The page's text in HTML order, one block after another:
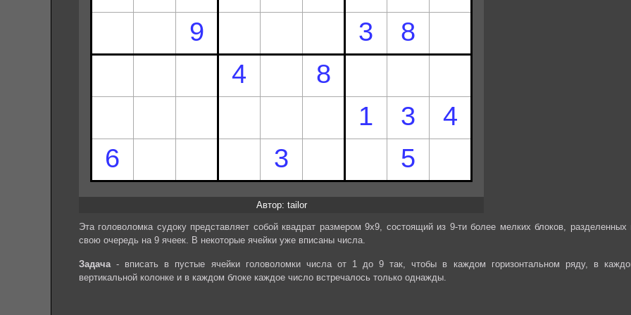
Автор: tailor
Эта головоломка судоку представляет собой квадрат размером 9х9, состоящий из 9-ти более мелких блоков, разделенных
свою очередь на 9 ячеек. В некоторые ячейки уже вписаны числа.
Задача- вписать в пустые ячейки головоломки числа от 1 до 9 так, чтобы в каждом горизонтальном ряду, в
вертикальной колонке и в каждом блоке каждое число встречалось только однажды.